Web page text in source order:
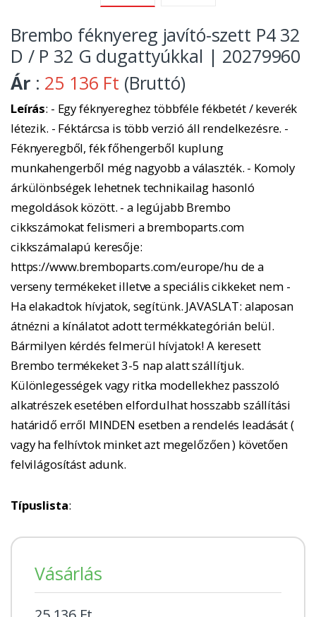
Brembo féknyereg javító-szett P4 32
D / P 32 G dugattyúkkal | 20279960
Ár : 25 136 Ft (Bruttó)
Leírás: - Egy féknyereghez többféle fékbetét / keverék
létezik. - Féktárcsa is több verzió áll rendelkezésre. -
Féknyeregből, fék főhengerből kuplung
munkahengerből még nagyobb a választék. - Komoly
árkülönbségek lehetnek technikailag hasonló
megoldások között. - a legújabb Brembo
cikkszámokat felismeri a bremboparts.com
cikkszámalapú keresője:
https://www.bremboparts.com/europe/hu de a
verseny termékeket illetve a speciális cikkeket nem -
Ha elakadtok hívjatok, segítünk. JAVASLAT: alaposan
átnézni a kínálatot adott termékkategórián belül.
Bármilyen kérdés felmerül hívjatok! A keresett
Brembo termékeket 3-5 nap alatt szállítjuk.
Különlegességek vagy ritka modellekhez passzoló
alkatrészek esetében elfordulhat hosszabb szállítási
határidő erről MINDEN esetben a rendelés leadását (
vagy ha felhívtok minket azt megelőzően ) követően
felvilágosítást adunk.
Típuslista:
Vásárlás